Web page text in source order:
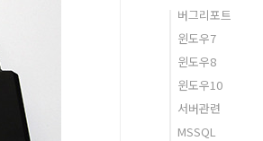
버그리포트
윈도우7
윈도우8
윈도우10
서버관련
MSSQL